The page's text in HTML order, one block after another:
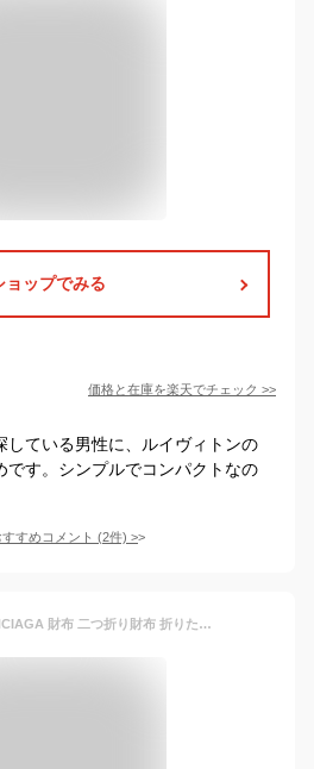
ョップでみる
価格と在庫を楽天でチェック >>
している男性に、ルイヴィトンの
です。シンプルでコンパクトなの
すめコメント (2件) >
バレンシアガ BALENCIAGA 財布 二つ折り財布 折りたたみ財布 小銭入れ付き 766461 210J1 1000 CRUSH FL CO CARD H メンズ ブラック 本革 レザー